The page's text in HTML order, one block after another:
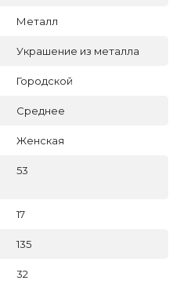
Металл
Украшение из металла
Городской
Среднее
Женская
53
17
135
32